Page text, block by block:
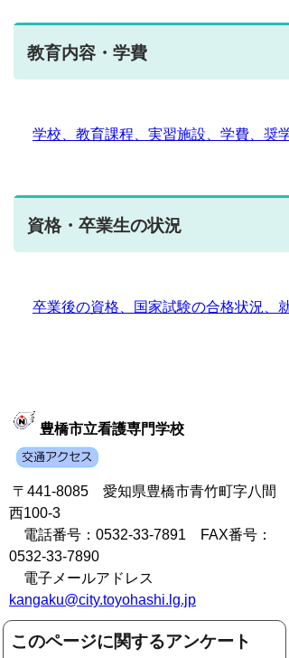
教育内容・学費
学校、教育課程、実習施設、学費、奨
資格・卒業生の状況
卒業後の資格、国家試験の合格状況、
豊橋市立看護専門学校
〒441-8085 愛知県豊橋市青竹町字八間
西100-3
電話番号：0532-33-7891 FAX番号：
0532-33-7890
電子メールアドレス
kangaku@city.toyohashi.lg.jp
このページに関するアンケート